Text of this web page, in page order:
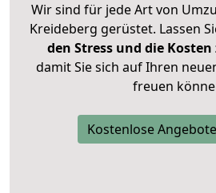
Wir sind für jede Art von
Kreideberg gerüstet. Lassen
den Stress und die
damit Sie sich auf Ihren
freuen
Kostenlose